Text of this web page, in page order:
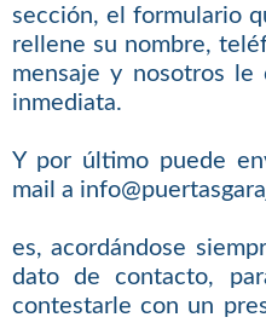
sección, el formulario
rellene su nombre,
mensaje y nosotros le
inmediata.
Y por último puede
mail a
es, acordándose
dato de contacto,
contestarle con un